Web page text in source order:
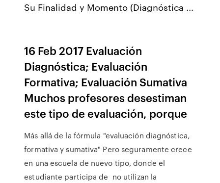
Su Finalidad y Momento (Diagnóstica ...
16 Feb 2017 Evaluación
Diagnóstica; Evaluación
Formativa; Evaluación Sumativa
Muchos profesores desestiman
este tipo de evaluación, porque
Más allá de la fórmula "evaluación diagnóstica,
formativa y sumativa" Pero seguramente crece
en una escuela de nuevo tipo, donde el
estudiante participa de no utilizan la